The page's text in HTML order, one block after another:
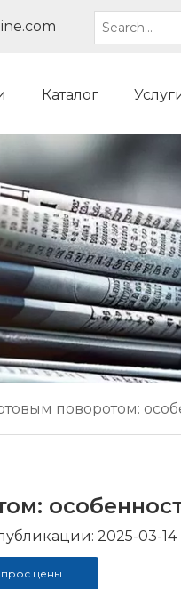
Каталог
поворотом:
2025-03-
цены